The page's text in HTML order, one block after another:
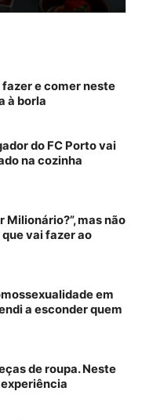
fazer e comer neste
à borla
do FC Porto vai
na cozinha
Milionário?”, mas não
vai fazer ao
em
a esconder quem
de roupa. Neste